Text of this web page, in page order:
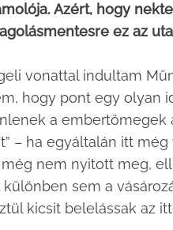
Azért, hogy
ez az
vonattal indultam
hogy pont egy olyan
a embertömegek
– ha egyáltalán itt
nem nyitott meg,
különben sem a
kicsit belelássak az